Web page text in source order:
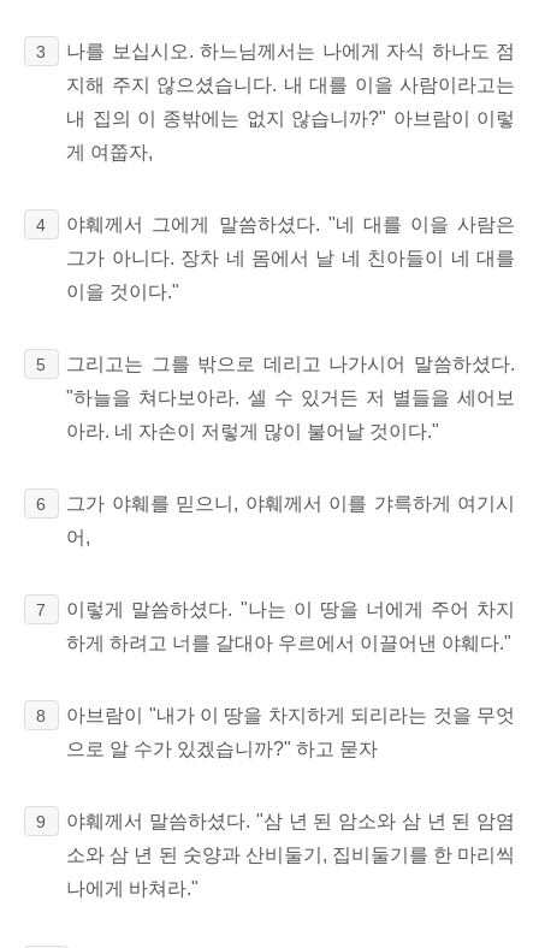
3
나를 보십시오. 하느님께서는 나에게 자식 하나도 점
지해 주지 않으셨습니다. 내 대를 이을 사람이라고는
내 집의 이 종밖에는 없지 않습니까?" 아브람이 이렇
게 여쭙자,
4
야훼께서 그에게 말씀하셨다. "네 대를 이을 사람은
그가 아니다. 장차 네 몸에서 날 네 친아들이 네 대를
이을 것이다."
5
그리고는 그를 밖으로 데리고 나가시어 말씀하셨다.
"하늘을 쳐다보아라. 셀 수 있거든 저 별들을 세어보
아라. 네 자손이 저렇게 많이 불어날 것이다."
6
그가 야훼를 믿으니, 야훼께서 이를 갸륵하게 여기시
어,
7
이렇게 말씀하셨다. "나는 이 땅을 너에게 주어 차지
하게 하려고 너를 갈대아 우르에서 이끌어낸 야훼다."
8
아브람이 "내가 이 땅을 차지하게 되리라는 것을 무엇
으로 알 수가 있겠습니까?" 하고 묻자
9
야훼께서 말씀하셨다. "삼 년 된 암소와 삼 년 된 암염
소와 삼 년 된 숫양과 산비둘기, 집비둘기를 한 마리씩
나에게 바쳐라."